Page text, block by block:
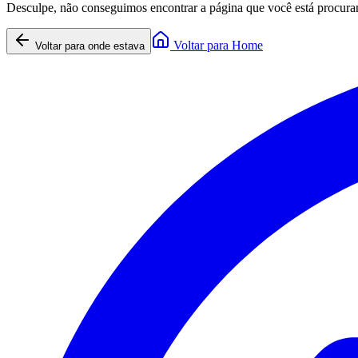
Desculpe, não conseguimos encontrar a página que você está
Voltar para onde estava Voltar para Home